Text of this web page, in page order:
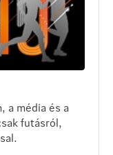
a média és a
futásról,